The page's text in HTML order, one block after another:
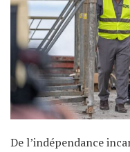
De l’indépendance